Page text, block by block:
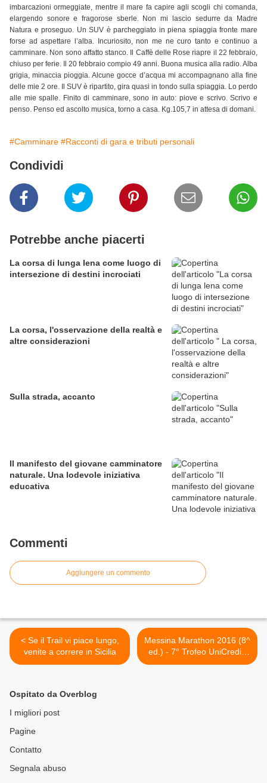
imbarcazioni ormeggiate, mentre il mare fa capire agli scogli chi comanda,
elargendo sonore e fragorose sberle. Non mi lascio sedurre da Madre
Natura e proseguo. Un SUV è parcheggiato in piena spiaggia fronte mare
forse ad aspettare l’alba. Incuriosito, non me ne curo tanto e continuo a
camminare. Non sono affatto stanco. Il Caffè delle Rose riapre il 22 febbraio,
chiuso per ferie. Il 20 febbraio compio 49 anni. Buona musica alla radio. Alba
grigia, minaccia pioggia. Alcune gocce d’acqua mi accompagnano alla fine
delle mie 2 ore. Il SUV è ripartito, gira quasi in tondo sulla spiaggia. Lo perdo
alle mie spalle. Finito di camminare, sono in auto: piove e scrivo. Scrivo e
penso. Penso ed ascolto musica, torno a casa. Kg.105,7 in attesa di domani.
#Camminare #Racconti di gara e tributi personali
Condividi
Potrebbe anche piacerti
La corsa di lunga lena come luogo di
intersezione di destini incrociati
La corsa, l'osservazione della realtà e
altre considerazioni
Sulla strada, accanto
Il manifesto del giovane camminatore
naturale. Una lodevole iniziativa
educativa
Commenti
Aggiungere un commento
< Se il Trail vi piace lungo,
venite a correre in Sicilia
Messina Marathon 2016 (8^
ed.) - 7° Trofeo UniCredit.
Numeri da record e pronti
Ospitato da Overblog
I migliori post
Pagine
Contatto
Segnala abuso